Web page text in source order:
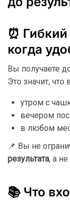
⏰ Гибкий
когда
Вы получаете
Это значит, что
утром с
вечером
в любом
📌 Вы не
результата, а не
📚 Что